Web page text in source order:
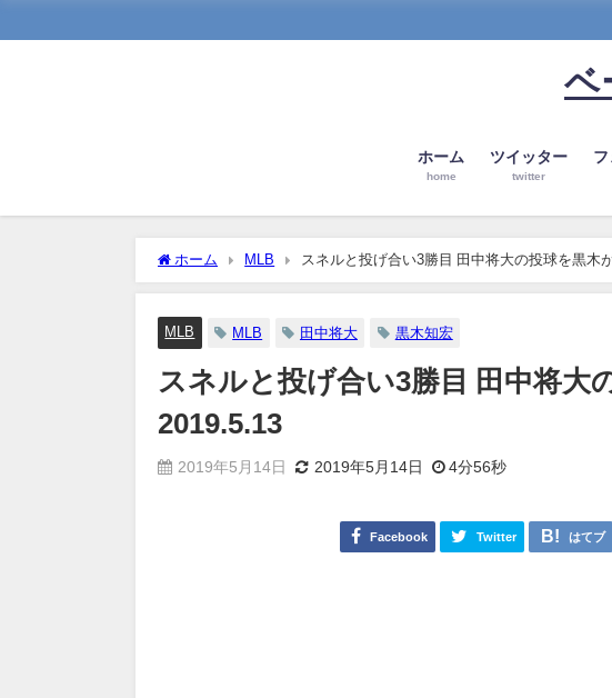
ベ
ホーム
home
ツイッター
twitter
フ
ホーム MLB スネルと投げ合い3勝目 田中将大の投球を黒木
MLB MLB 田中将大 黒木知宏
スネルと投げ合い3勝目 田中将大
2019.5.13
2019年5月14日 2019年5月14日 4分56秒
Facebook Twitter はてブ